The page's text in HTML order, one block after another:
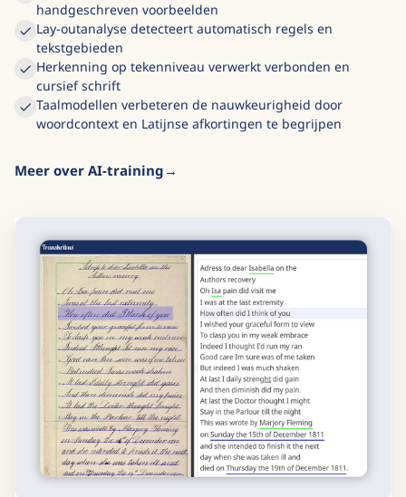
handgeschreven voorbeelden
Lay-outanalyse detecteert automatisch regels en
tekstgebieden
Herkenning op tekenniveau verwerkt verbonden en
cursief schrift
Taalmodellen verbeteren de nauwkeurigheid door
woordcontext en Latijnse afkortingen te begrijpen
Meer over AI-training